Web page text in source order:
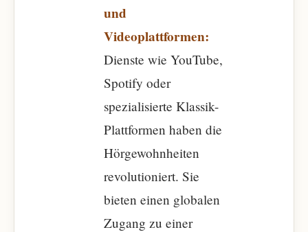
und
Videoplattformen:
Dienste wie YouTube,
Spotify oder
spezialisierte Klassik-
Plattformen haben die
Hörgewohnheiten
revolutioniert. Sie
bieten einen globalen
Zugang zu einer